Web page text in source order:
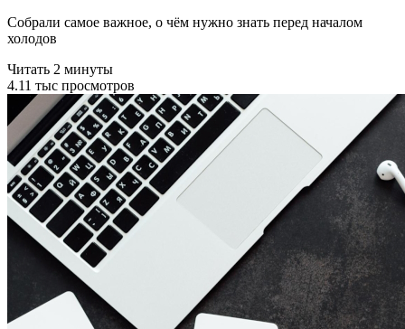
Собрали самое важное, о чём нужно знать перед началом
холодов
Читать 2 минуты
4.11 тыс просмотров